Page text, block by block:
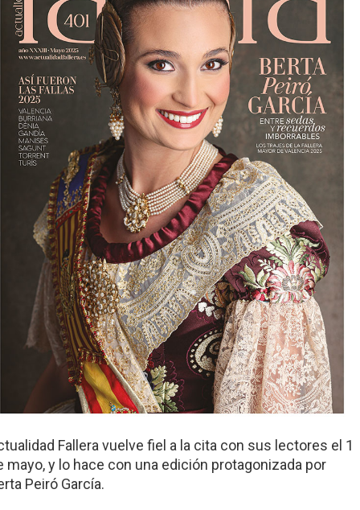
Fallera vuelve fiel a la cita con sus lectores el 1
mayo, y lo hace con una edición protagonizada por
Peiró García.